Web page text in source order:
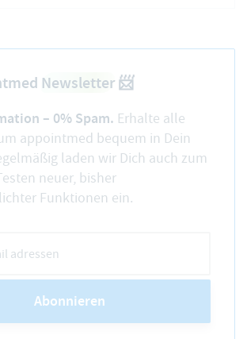
Newsletter📨
– 0% Spam. Erhalte alle
appointmed bequem in Dein
laden wir Dich auch zum
neuer, bisher
Funktionen ein.
Abonnieren